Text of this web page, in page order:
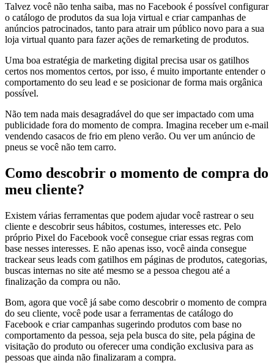
Talvez você não tenha saiba, mas no Facebook é possível configurar
o catálogo de produtos da sua loja virtual e criar campanhas de
anúncios patrocinados, tanto para atrair um público novo para a sua
loja virtual quanto para fazer ações de remarketing de produtos.
Uma boa estratégia de marketing digital precisa usar os gatilhos
certos nos momentos certos, por isso, é muito importante entender o
comportamento do seu lead e se posicionar de forma mais orgânica
possível.
Não tem nada mais desagradável do que ser impactado com uma
publicidade fora do momento de compra. Imagina receber um e-mail
vendendo casacos de frio em pleno verão. Ou ver um anúncio de
pneus se você não tem carro.
Como descobrir o momento de compra do
meu cliente?
Existem várias ferramentas que podem ajudar você rastrear o seu
cliente e descobrir seus hábitos, costumes, interesses etc. Pelo
próprio Pixel do Facebook você consegue criar essas regras com
base nesses interesses. E não apenas isso, você ainda consegue
trackear seus leads com gatilhos em páginas de produtos, categorias,
buscas internas no site até mesmo se a pessoa chegou até a
finalização da compra ou não.
Bom, agora que você já sabe como descobrir o momento de compra
do seu cliente, você pode usar a ferramentas de catálogo do
Facebook e criar campanhas sugerindo produtos com base no
comportamento da pessoa, seja pela busca do site, pela página de
visitação do produto ou oferecer uma condição exclusiva para as
pessoas que ainda não finalizaram a compra.